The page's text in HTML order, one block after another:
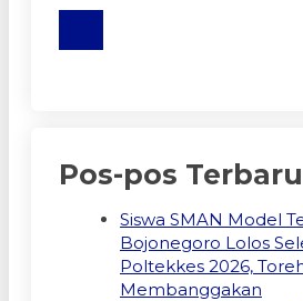
Pos-pos Terbaru
Siswa SMAN Model
Bojonegoro Lolos
Poltekkes 2026,
Membanggakan